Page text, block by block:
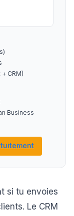
CRM)
Business
si tu envoies
Le CRM